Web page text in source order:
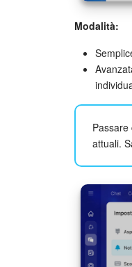
Modalità:
Passare
attuali.